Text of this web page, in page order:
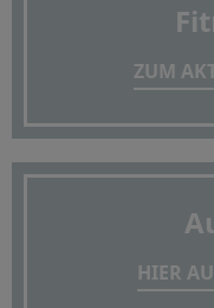
ZUM
HIER